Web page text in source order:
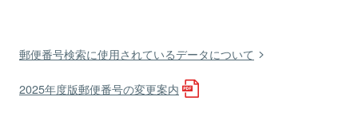
郵便番号検索に使用されているデータについて
2025年度版郵便番号の変更案内